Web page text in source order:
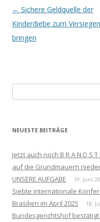
Beitrags-
Navigation
← Sichere Geldquelle der
Kinderdiebe zum Versiegen
bringen
nach:
NEUESTE BEITRÄGE
Jetzt auch noch B R A N D S
auf die Grundmauern
UNSERE AUFGABE 19. Juni
Siebte internationale
Brasilien im April 2025
18.
Bundesgerichtshof